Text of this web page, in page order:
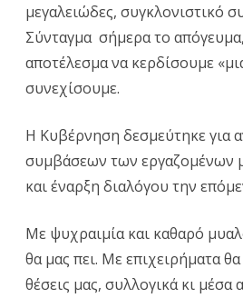
μεγαλειώδες, συγκλονιστικό
Σύνταγμα σήμερα το
αποτέλεσμα να κερδίσουμε
συνεχίσουμε.
Η Κυβέρνηση δεσμεύτηκε για
συμβάσεων των εργαζομένων
και έναρξη διαλόγου την
Με ψυχραιμία και καθαρό
θα μας πει. Με επιχειρήματα
θέσεις μας, συλλογικά κι μέσα